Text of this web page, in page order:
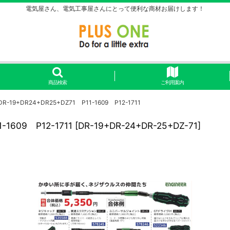
電気屋さん、電気工事屋さんにとって便利な商材お届けします！
商品検索 ご利用案内
19+DR24+DR25+DZ71 P11-1609 P12-1711
1609 P12-1711 [DR-19+DR-24+DR-25+DZ-71]